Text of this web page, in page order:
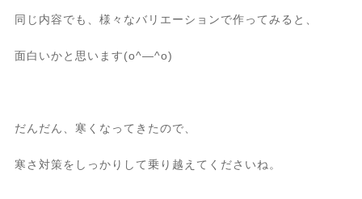
同じ内容でも、様々なバリエーションで作ってみると、
面白いかと思います(o^―^o)
だんだん、寒くなってきたので、
寒さ対策をしっかりして乗り越えてくださいね。